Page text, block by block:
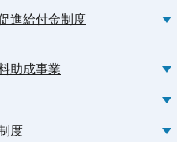
進給付金制度
助成事業
度